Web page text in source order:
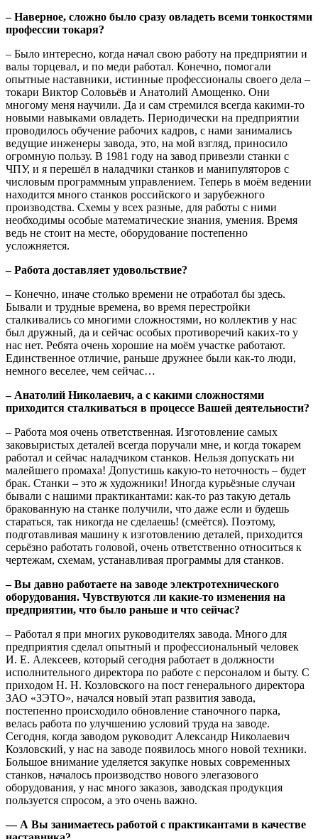
– Наверное, сложно было сразу овладеть всеми тонкостями
профессии токаря?
– Было интересно, когда начал свою работу на предприятии и
валы торцевал, и по меди работал. Конечно, помогали
опытные наставники, истинные профессионалы своего дела –
токари Виктор Соловьёв и Анатолий Амощенко. Они
многому меня научили. Да и сам стремился всегда какими-то
новыми навыками овладеть. Периодически на предприятии
проводилось обучение рабочих кадров, с нами занимались
ведущие инженеры завода, это, на мой взгляд, приносило
огромную пользу. В 1981 году на завод привезли станки с
ЧПУ, и я перешёл в наладчики станков и манипуляторов с
числовым программным управлением. Теперь в моём ведении
находится много станков российского и зарубежного
производства. Схемы у всех разные, для работы с ними
необходимы особые математические знания, умения. Время
ведь не стоит на месте, оборудование постепенно
усложняется.
– Работа доставляет удовольствие?
– Конечно, иначе столько времени не отработал бы здесь.
Бывали и трудные времена, во время перестройки
сталкивались со многими сложностями, но коллектив у нас
был дружный, да и сейчас особых противоречий каких-то у
нас нет. Ребята очень хорошие на моём участке работают.
Единственное отличие, раньше дружнее были как-то люди,
немного веселее, чем сейчас…
– Анатолий Николаевич, а с какими сложностями
приходится сталкиваться в процессе Вашей деятельности?
– Работа моя очень ответственная. Изготовление самых
заковыристых деталей всегда поручали мне, и когда токарем
работал и сейчас наладчиком станков. Нельзя допускать ни
малейшего промаха! Допустишь какую-то неточность – будет
брак. Станки – это ж художники! Иногда курьёзные случаи
бывали с нашими практикантами: как-то раз такую деталь
бракованную на станке получили, что даже если и будешь
стараться, так никогда не сделаешь! (смеётся). Поэтому,
подготавливая машину к изготовлению деталей, приходится
серьёзно работать головой, очень ответственно относиться к
чертежам, схемам, устанавливая программы для станков.
– Вы давно работаете на заводе электротехнического
оборудования. Чувствуются ли какие-то изменения на
предприятии, что было раньше и что сейчас?
– Работал я при многих руководителях завода. Много для
предприятия сделал опытный и профессиональный человек
И. Е. Алексеев, который сегодня работает в должности
исполнительного директора по работе с персоналом и быту. С
приходом Н. Н. Козловского на пост генерального директора
ЗАО «ЗЭТО», начался новый этап развития завода,
постепенно происходило обновление станочного парка,
велась работа по улучшению условий труда на заводе.
Сегодня, когда заводом руководит Александр Николаевич
Козловский, у нас на заводе появилось много новой техники.
Большое внимание уделяется закупке новых современных
станков, началось производство нового элегазового
оборудования, у нас много заказов, заводская продукция
пользуется спросом, а это очень важно.
— А Вы занимаетесь работой с практикантами в качестве